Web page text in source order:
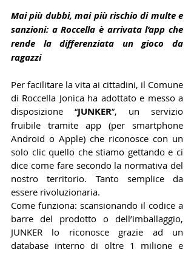
Mai più dubbi, mai più rischio di multe e
sanzioni: a Roccella è arrivata l’app che
rende la differenziata un gioco da
ragazzi
Per facilitare la vita ai cittadini, il Comune
di Roccella Jonica ha adottato e messo a
disposizione “JUNKER”, un servizio
fruibile tramite app (per smartphone
Android o Apple) che riconosce con un
solo clic quello che stiamo gettando e ci
dice come fare secondo la normativa del
nostro territorio. Tanto semplice da
essere rivoluzionaria.
Come funziona: scansionando il codice a
barre del prodotto o dell’imballaggio,
JUNKER lo riconosce grazie ad un
database interno di oltre 1 milione e